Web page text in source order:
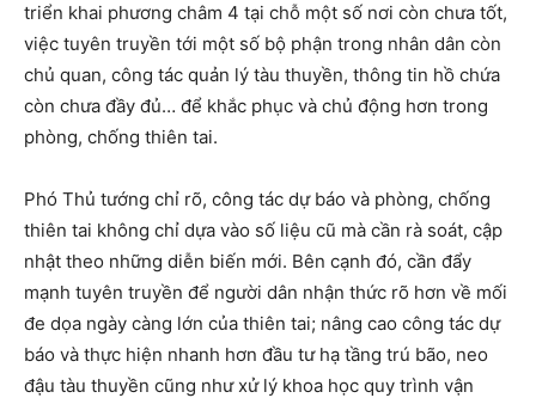
triển khai phương châm 4 tại chỗ một số nơi còn chưa tốt,
việc tuyên truyền tới một số bộ phận trong nhân dân còn
chủ quan, công tác quản lý tàu thuyền, thông tin hồ chứa
còn chưa đầy đủ… để khắc phục và chủ động hơn trong
phòng, chống thiên tai.
Phó Thủ tướng chỉ rõ, công tác dự báo và phòng, chống
thiên tai không chỉ dựa vào số liệu cũ mà cần rà soát, cập
nhật theo những diễn biến mới. Bên cạnh đó, cần đẩy
mạnh tuyên truyền để người dân nhận thức rõ hơn về mối
đe dọa ngày càng lớn của thiên tai; nâng cao công tác dự
báo và thực hiện nhanh hơn đầu tư hạ tầng trú bão, neo
đậu tàu thuyền cũng như xử lý khoa học quy trình vận